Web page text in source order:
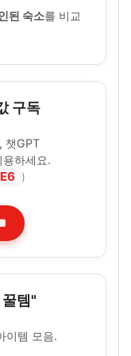
된 숙소를 비교
구독
챗GPT
하세요.
)
템"
이템 모음.